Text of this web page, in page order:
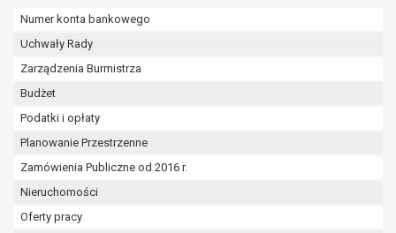
Numer konta bankowego
Uchwały Rady
Zarządzenia Burmistrza
Budżet
Podatki i opłaty
Planowanie Przestrzenne
Zamówienia Publiczne od 2016 r.
Nieruchomości
Oferty pracy